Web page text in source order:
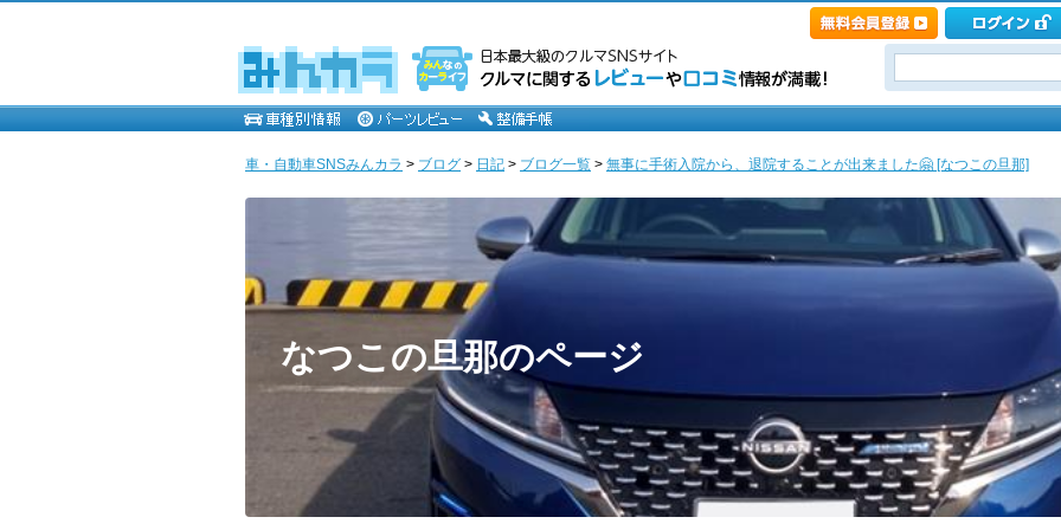
車・自動車SNSみんカラ > ブログ > 日記 > ブログ一覧 > 無事に手術入院から、退院することが出来ました🤗 [なつこの旦那]
なつこの旦那のページ